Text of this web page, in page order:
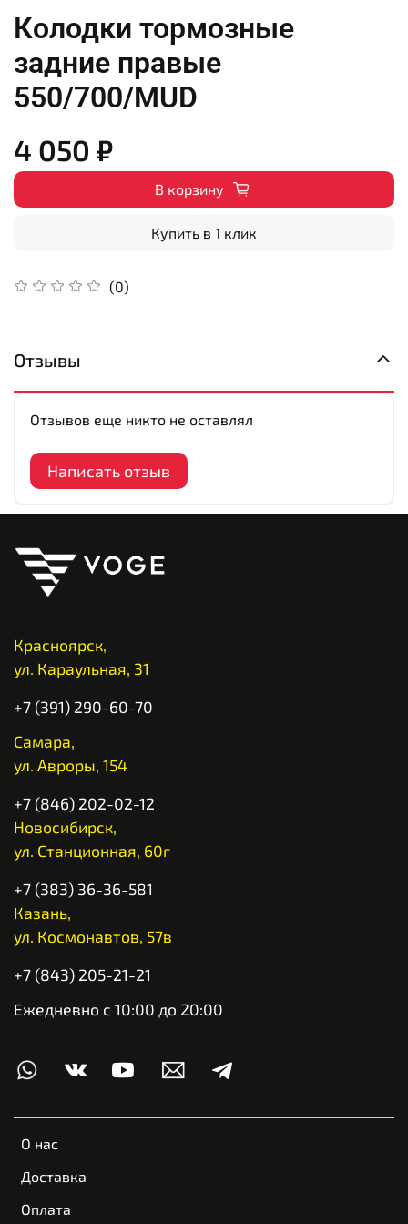
Колодки тормозные
задние правые
550/700/MUD
(0)
4 050 ₽
В корзину
Купить в 1 клик
Отзывы
Отзывов еще никто не оставлял
Написать отзыв
О нас
Доставка
Оплата
Красноярск,
ул. Караульная, 31
+7 (391) 290-60-70
Самара,
ул. Авроры, 154
+7 (846) 202-02-12
Новосибирск,
ул. Станционная, 60г
+7 (383) 36-36-581
Казань,
ул. Космонавтов, 57в
+7 (843) 205-21-21
Ежедневно с 10:00 до 20:00